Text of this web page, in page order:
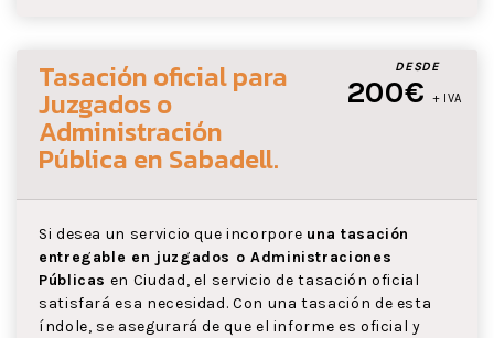
DESDE
200€ + IVA
Tasación oficial para
Juzgados o
Administración
Pública en Sabadell.
Si desea un servicio que incorpore una tasación
entregable en juzgados o Administraciones
Públicas en Ciudad, el servicio de tasación oficial
satisfará esa necesidad. Con una tasación de esta
índole, se asegurará de que el informe es oficial y